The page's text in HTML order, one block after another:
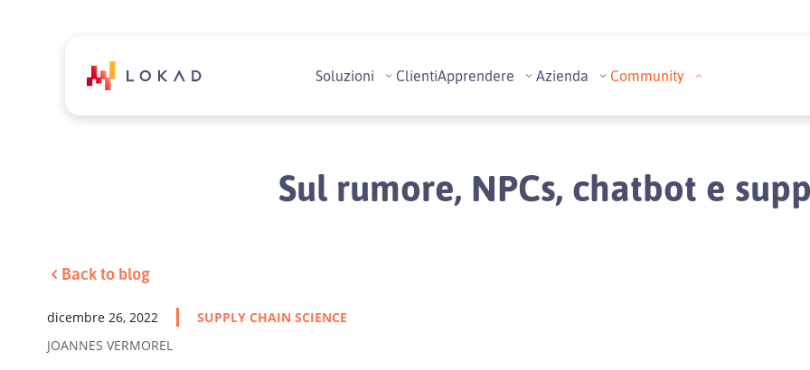
Soluzioni ClientiApprendere Azienda Community
Sul rumore, NPCs, chatbot e
Back to blog
dicembre 26, 2022
SUPPLY CHAIN SCIENCE
JOANNES VERMOREL